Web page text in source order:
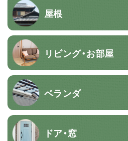
屋根
リビング・お部屋
ベランダ
ドア・窓